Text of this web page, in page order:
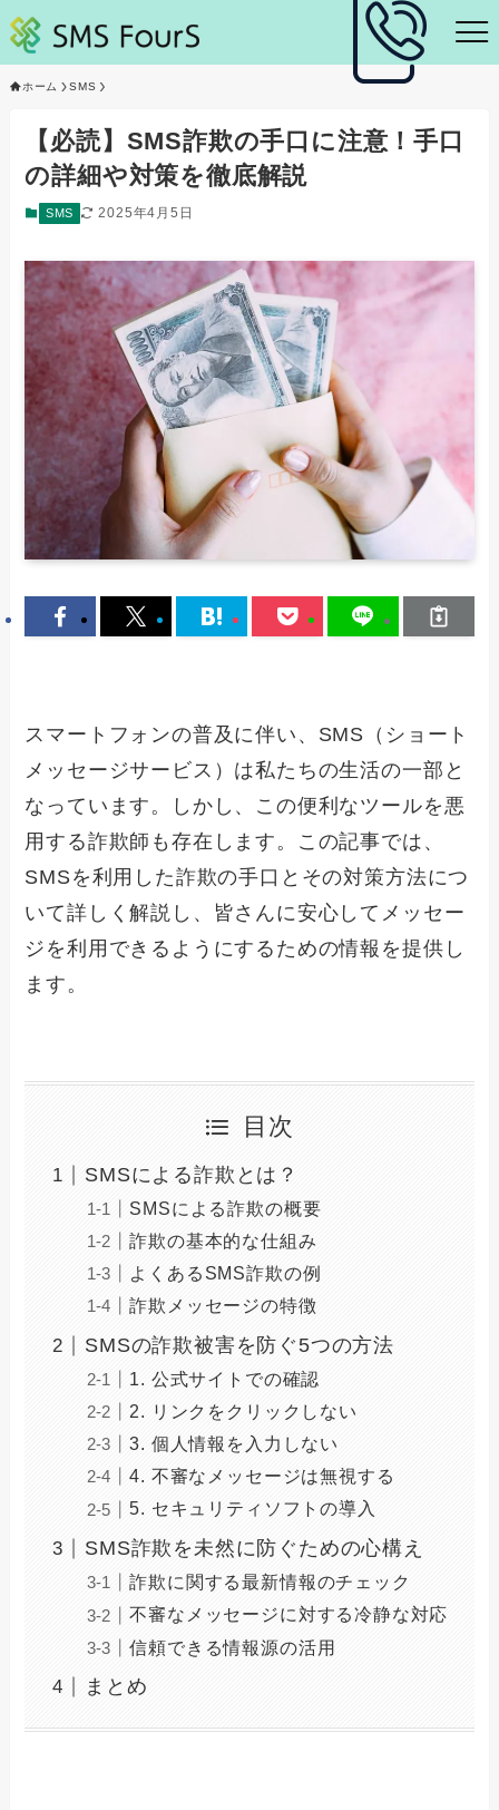
ホーム SMS
【必読】SMS詐欺の手口に注意！手口
の詳細や対策を徹底解説
SMS 2025年4月5日
スマートフォンの普及に伴い、SMS（ショート
メッセージサービス）は私たちの生活の一部と
なっています。しかし、この便利なツールを悪
用する詐欺師も存在します。この記事では、
SMSを利用した詐欺の手口とその対策方法につ
いて詳しく解説し、皆さんに安心してメッセー
ジを利用できるようにするための情報を提供し
ます。
目次
SMSによる詐欺とは？
SMSによる詐欺の概要
詐欺の基本的な仕組み
よくあるSMS詐欺の例
詐欺メッセージの特徴
SMSの詐欺被害を防ぐ5つの方法
1. 公式サイトでの確認
2. リンクをクリックしない
3. 個人情報を入力しない
4. 不審なメッセージは無視する
5. セキュリティソフトの導入
SMS詐欺を未然に防ぐための心構え
詐欺に関する最新情報のチェック
不審なメッセージに対する冷静な対応
信頼できる情報源の活用
まとめ